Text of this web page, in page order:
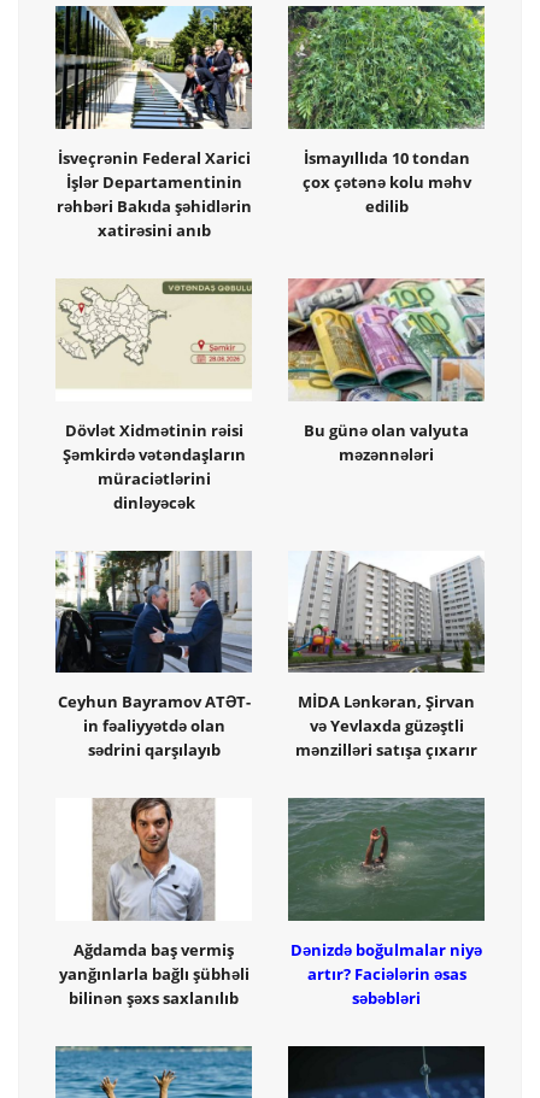
İsveçrənin Federal Xarici
İşlər Departamentinin
rəhbəri Bakıda şəhidlərin
xatirəsini anıb
İsmayıllıda 10 tondan
çox çətənə kolu məhv
edilib
Dövlət Xidmətinin rəisi
Şəmkirdə vətəndaşların
müraciətlərini
dinləyəcək
Bu günə olan valyuta
məzənnələri
Ceyhun Bayramov ATƏT-
in fəaliyyətdə olan
sədrini qarşılayıb
MİDA Lənkəran, Şirvan
və Yevlaxda güzəştli
mənzilləri satışa çıxarır
Ağdamda baş vermiş
yanğınlarla bağlı şübhəli
bilinən şəxs saxlanılıb
Dənizdə boğulmalar niyə
artır? Faciələrin əsas
səbəbləri